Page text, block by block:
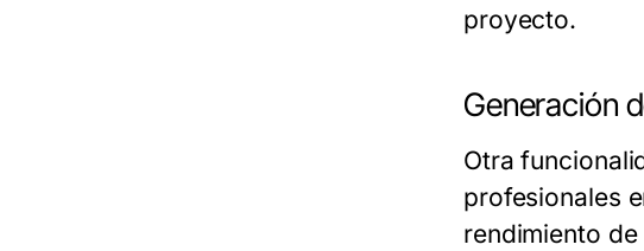
proyecto.
Generación
Otra
profesionales
rendimiento